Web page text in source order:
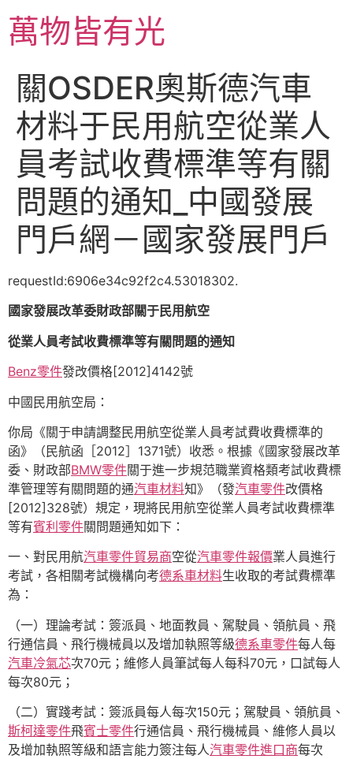
主萬物皆有光
關OSDER奧斯德汽車
材料于民用航空從業人
員考試收費標準等有關
問題的通知_中國發展
門戶網－國家發展門戶
requestId:6906e34c92f2c4.53018302.
國家發展改革委財政部關于民用航空
從業人員考試收費標準等有關問題的通知
Benz零件發改價格[2012]4142號
中國民用航空局：
你局《關于申請調整民用航空從業人員考試費收費標準的
函》（民航函［2012］1371號）收悉。根據《國家發展改革
委、財政部BMW零件關于進一步規范職業資格類考試收費標
準管理等有關問題的通汽車材料知》（發汽車零件改價格
[2012]328號）規定，現將民用航空從業人員考試收費標準
等有賓利零件關問題通知如下：
一、對民用航汽車零件貿易商空從汽車零件報價業人員進行
考試，各相關考試機構向考德系車材料生收取的考試費標準
為：
（一）理論考試：簽派員、地面教員、駕駛員、領航員、飛
行通信員、飛行機械員以及增加執照等級德系車零件每人每
汽車冷氣芯次70元；維修人員筆試每人每科70元，口試每人
每次80元；
（二）實踐考試：簽派員每人每次150元；駕駛員、領航員、
斯柯達零件飛賓士零件行通信員、飛行機械員、維修人員以
及增加執照等級和語言能力簽注每人汽車零件進口商每次